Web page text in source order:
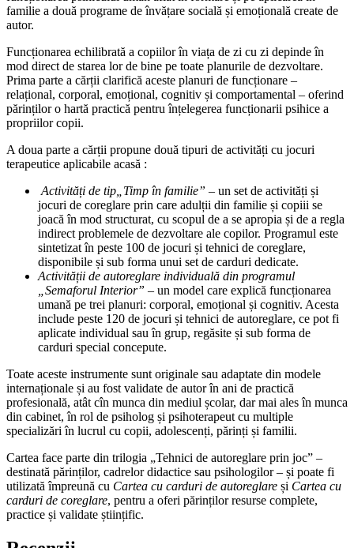
familie a două programe de învățare socială și emoțională create de
autor.
Funcționarea echilibrată a copiilor în viața de zi cu zi depinde în
mod direct de starea lor de bine pe toate planurile de dezvoltare.
Prima parte a cărții clarifică aceste planuri de funcționare –
relațional, corporal, emoțional, cognitiv și comportamental – oferind
părinților o hartă practică pentru înțelegerea funcționarii psihice a
propriilor copii.
A doua parte a cărții propune două tipuri de activități cu jocuri
terapeutice aplicabile acasă :
Activități de tip„Timp în familie” – un set de activități și
jocuri de coreglare prin care adulții din familie și copiii se
joacă în mod structurat, cu scopul de a se apropia și de a regla
indirect problemele de dezvoltare ale copilor. Programul este
sintetizat în peste 100 de jocuri și tehnici de coreglare,
disponibile și sub forma unui set de carduri dedicate.
Activității de autoreglare individuală din programul
„Semaforul Interior” – un model care explică funcționarea
umană pe trei planuri: corporal, emoțional și cognitiv. Acesta
include peste 120 de jocuri și tehnici de autoreglare, ce pot fi
aplicate individual sau în grup, regăsite și sub forma de
carduri special concepute.
Toate aceste instrumente sunt originale sau adaptate din modele
internaționale și au fost validate de autor în ani de practică
profesională, atât cîn munca din mediul școlar, dar mai ales în munca
din cabinet, în rol de psiholog și psihoterapeut cu multiple
specializări în lucrul cu copii, adolescenți, părinți și familii.
Cartea face parte din trilogia „Tehnici de autoreglare prin joc” –
destinată părinților, cadrelor didactice sau psihologilor – și poate fi
utilizată împreună cu Cartea cu carduri de autoreglare și Cartea cu
carduri de coreglare, pentru a oferi părinților resurse complete,
practice și validate științific.